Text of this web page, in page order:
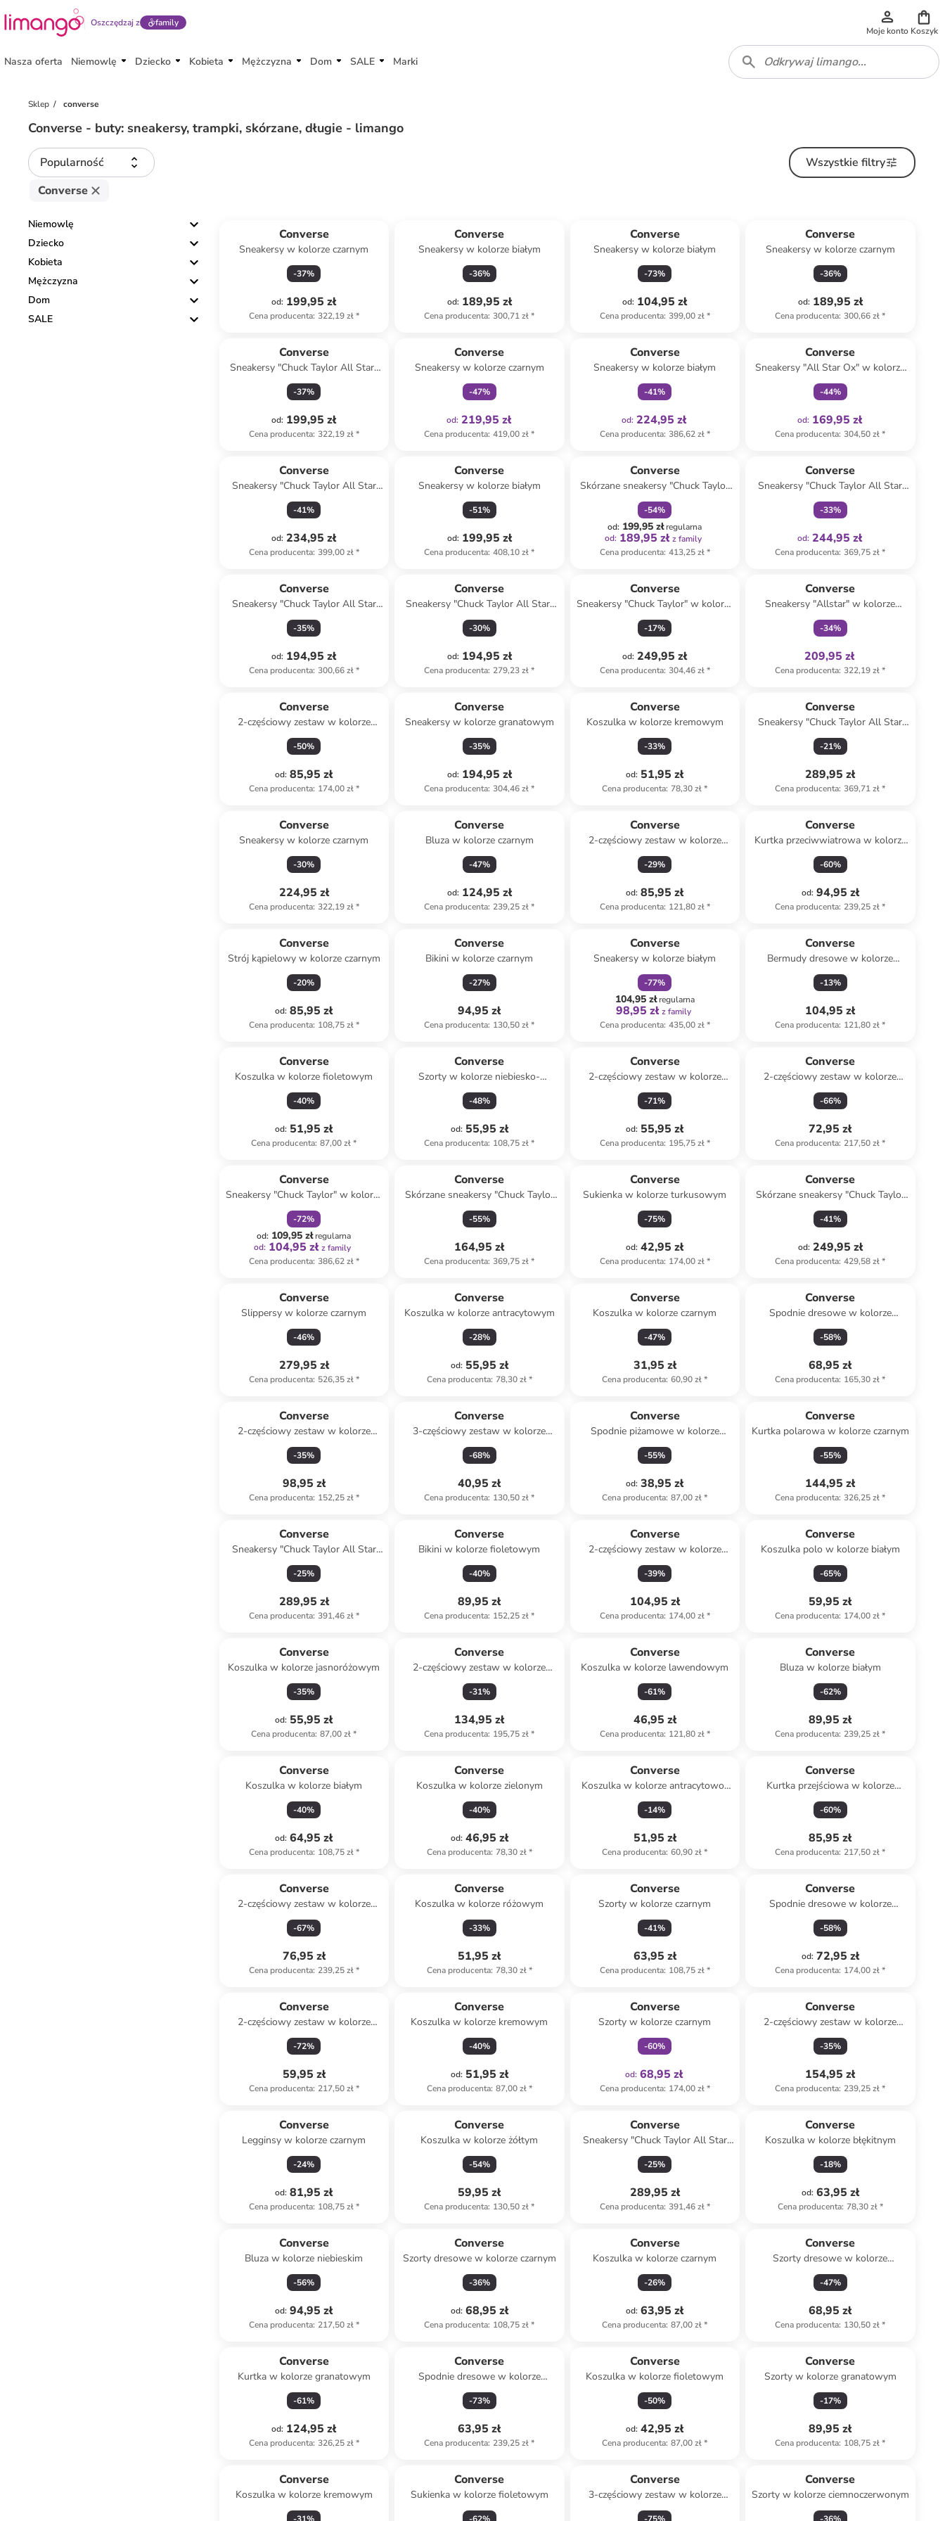
Oszczędzaj z family
Moje konto Koszyk
Nasza oferta Niemowlę Dziecko Kobieta Mężczyzna Dom SALE Marki
Sklep converse
Converse - buty: sneakersy, trampki, skórzane, długie - limango
Popularność
Wszystkie filtry
Converse
Niemowlę
Dziecko
Kobieta
Mężczyzna
Dom
SALE
Converse
Sneakersy w kolorze czarnym
-37%
od: 199,95 zł
Cena producenta: 322,19 zł*
Converse
Sneakersy w kolorze białym
-36%
od: 189,95 zł
Cena producenta: 300,71 zł*
Converse
Sneakersy w kolorze białym
-73%
od: 104,95 zł
Cena producenta: 399,00 zł*
Converse
Sneakersy w kolorze czarnym
-36%
od: 189,95 zł
Cena producenta: 300,66 zł*
Converse
Sneakersy "Chuck Taylor All Star"
w kolorze czarnym
-37%
od: 199,95 zł
Cena producenta: 322,19 zł*
Converse
Sneakersy w kolorze czarnym
-47%
od: 219,95 zł
Cena producenta: 419,00 zł*
Converse
Sneakersy w kolorze białym
-41%
od: 224,95 zł
Cena producenta: 386,62 zł*
Converse
Sneakersy "All Star Ox" w kolorze
szarym
-44%
od: 169,95 zł
Cena producenta: 304,50 zł*
Converse
Sneakersy "Chuck Taylor All Star
Lift" w kolorze czarnym
-41%
od: 234,95 zł
Cena producenta: 399,00 zł*
Converse
Sneakersy w kolorze białym
-51%
od: 199,95 zł
Cena producenta: 408,10 zł*
Converse
Skórzane sneakersy "Chuck Taylor
All Star Lift" w kolorze czarnym
-54%
od: 199,95 złregularna
od: 189,95 zł z family
Cena producenta: 413,25 zł*
Converse
Sneakersy "Chuck Taylor All Star
Platform " w kolorze czarnym
-33%
od: 244,95 zł
Cena producenta: 369,75 zł*
Converse
Sneakersy "Chuck Taylor All Star
Malden Street" w kolorze
jasnobrązowym
-35%
od: 194,95 zł
Cena producenta: 300,66 zł*
Converse
Sneakersy "Chuck Taylor All Star"
w kolorze czerwonym
-30%
od: 194,95 zł
Cena producenta: 279,23 zł*
Converse
Sneakersy "Chuck Taylor" w kolorze
kremowym
-17%
od: 249,95 zł
Cena producenta: 304,46 zł*
Converse
Sneakersy "Allstar" w kolorze
czerwonym
-34%
209,95 zł
Cena producenta: 322,19 zł*
Converse
2-częściowy zestaw w kolorze
błękitno-szarym
-50%
od: 85,95 zł
Cena producenta: 174,00 zł*
Converse
Sneakersy w kolorze granatowym
-35%
od: 194,95 zł
Cena producenta: 304,46 zł*
Converse
Koszulka w kolorze kremowym
-33%
od: 51,95 zł
Cena producenta: 78,30 zł*
Converse
Sneakersy "Chuck Taylor All Star
Lift Ox Shocking" w kolorze
różowym
-21%
289,95 zł
Cena producenta: 369,71 zł*
Converse
Sneakersy w kolorze czarnym
-30%
224,95 zł
Cena producenta: 322,19 zł*
Converse
Bluza w kolorze czarnym
-47%
od: 124,95 zł
Cena producenta: 239,25 zł*
Converse
2-częściowy zestaw w kolorze
biało-fioletowym
-29%
od: 85,95 zł
Cena producenta: 121,80 zł*
Converse
Kurtka przeciwwiatrowa w kolorze
różowym
-60%
od: 94,95 zł
Cena producenta: 239,25 zł*
Converse
Strój kąpielowy w kolorze czarnym
-20%
od: 85,95 zł
Cena producenta: 108,75 zł*
Converse
Bikini w kolorze czarnym
-27%
94,95 zł
Cena producenta: 130,50 zł*
Converse
Sneakersy w kolorze białym
-77%
104,95 złregularna
98,95 zł z family
Cena producenta: 435,00 zł*
Converse
Bermudy dresowe w kolorze
szarym
-13%
104,95 zł
Cena producenta: 121,80 zł*
Converse
Koszulka w kolorze fioletowym
-40%
od: 51,95 zł
Cena producenta: 87,00 zł*
Converse
Szorty w kolorze niebiesko-
jasnoróżowym
-48%
od: 55,95 zł
Cena producenta: 108,75 zł*
Converse
2-częściowy zestaw w kolorze
różowym
-71%
od: 55,95 zł
Cena producenta: 195,75 zł*
Converse
2-częściowy zestaw w kolorze
kremowym
-66%
72,95 zł
Cena producenta: 217,50 zł*
Converse
Sneakersy "Chuck Taylor" w kolorze
zielonym
-72%
od: 109,95 złregularna
od: 104,95 zł z family
Cena producenta: 386,62 zł*
Converse
Skórzane sneakersy "Chuck Taylor
All Star" w kolorze białym
-55%
164,95 zł
Cena producenta: 369,75 zł*
Converse
Sukienka w kolorze turkusowym
-75%
od: 42,95 zł
Cena producenta: 174,00 zł*
Converse
Skórzane sneakersy "Chuck Taylor
All Star Platform" w kolorze białym
-41%
od: 249,95 zł
Cena producenta: 429,58 zł*
Converse
Slippersy w kolorze czarnym
-46%
279,95 zł
Cena producenta: 526,35 zł*
Converse
Koszulka w kolorze antracytowym
-28%
od: 55,95 zł
Cena producenta: 78,30 zł*
Converse
Koszulka w kolorze czarnym
-47%
31,95 zł
Cena producenta: 60,90 zł*
Converse
Spodnie dresowe w kolorze
czarnym
-58%
68,95 zł
Cena producenta: 165,30 zł*
Converse
2-częściowy zestaw w kolorze
pomarańczowo-granatowym
-35%
98,95 zł
Cena producenta: 152,25 zł*
Converse
3-częściowy zestaw w kolorze
błękitnym
-68%
40,95 zł
Cena producenta: 130,50 zł*
Converse
Spodnie piżamowe w kolorze
szarym
-55%
od: 38,95 zł
Cena producenta: 87,00 zł*
Converse
Kurtka polarowa w kolorze czarnym
-55%
144,95 zł
Cena producenta: 326,25 zł*
Converse
Sneakersy "Chuck Taylor All Star
Lift Hi Shocking" w kolorze
różowym
-25%
289,95 zł
Cena producenta: 391,46 zł*
Converse
Bikini w kolorze fioletowym
-40%
89,95 zł
Cena producenta: 152,25 zł*
Converse
2-częściowy zestaw w kolorze
zielono-granatowym
-39%
104,95 zł
Cena producenta: 174,00 zł*
Converse
Koszulka polo w kolorze białym
-65%
59,95 zł
Cena producenta: 174,00 zł*
Converse
Koszulka w kolorze jasnoróżowym
-35%
od: 55,95 zł
Cena producenta: 87,00 zł*
Converse
2-częściowy zestaw w kolorze
czarno-szarym
-31%
134,95 zł
Cena producenta: 195,75 zł*
Converse
Koszulka w kolorze lawendowym
-61%
46,95 zł
Cena producenta: 121,80 zł*
Converse
Bluza w kolorze białym
-62%
89,95 zł
Cena producenta: 239,25 zł*
Converse
Koszulka w kolorze białym
-40%
od: 64,95 zł
Cena producenta: 108,75 zł*
Converse
Koszulka w kolorze zielonym
-40%
od: 46,95 zł
Cena producenta: 78,30 zł*
Converse
Koszulka w kolorze antracytowo-
fioletowym
-14%
51,95 zł
Cena producenta: 60,90 zł*
Converse
Kurtka przejściowa w kolorze
jasnobrązowym
-60%
85,95 zł
Cena producenta: 217,50 zł*
Converse
2-częściowy zestaw w kolorze
jasnoróżowym
-67%
76,95 zł
Cena producenta: 239,25 zł*
Converse
Koszulka w kolorze różowym
-33%
51,95 zł
Cena producenta: 78,30 zł*
Converse
Szorty w kolorze czarnym
-41%
63,95 zł
Cena producenta: 108,75 zł*
Converse
Spodnie dresowe w kolorze
ciemnozielonym
-58%
od: 72,95 zł
Cena producenta: 174,00 zł*
Converse
2-częściowy zestaw w kolorze
niebieskim
-72%
59,95 zł
Cena producenta: 217,50 zł*
Converse
Koszulka w kolorze kremowym
-40%
od: 51,95 zł
Cena producenta: 87,00 zł*
Converse
Szorty w kolorze czarnym
-60%
od: 68,95 zł
Cena producenta: 174,00 zł*
Converse
2-częściowy zestaw w kolorze
beżowym
-35%
154,95 zł
Cena producenta: 239,25 zł*
Converse
Legginsy w kolorze czarnym
-24%
od: 81,95 zł
Cena producenta: 108,75 zł*
Converse
Koszulka w kolorze żółtym
-54%
59,95 zł
Cena producenta: 130,50 zł*
Converse
Sneakersy "Chuck Taylor All Star
Move Hi" w kolorze różowym
-25%
289,95 zł
Cena producenta: 391,46 zł*
Converse
Koszulka w kolorze błękitnym
-18%
od: 63,95 zł
Cena producenta: 78,30 zł*
Converse
Bluza w kolorze niebieskim
-56%
od: 94,95 zł
Cena producenta: 217,50 zł*
Converse
Szorty dresowe w kolorze czarnym
-36%
od: 68,95 zł
Cena producenta: 108,75 zł*
Converse
Koszulka w kolorze czarnym
-26%
od: 63,95 zł
Cena producenta: 87,00 zł*
Converse
Szorty dresowe w kolorze
niebieskim
-47%
68,95 zł
Cena producenta: 130,50 zł*
Converse
Kurtka w kolorze granatowym
-61%
od: 124,95 zł
Cena producenta: 326,25 zł*
Converse
Spodnie dresowe w kolorze
czarnym
-73%
63,95 zł
Cena producenta: 239,25 zł*
Converse
Koszulka w kolorze fioletowym
-50%
od: 42,95 zł
Cena producenta: 87,00 zł*
Converse
Szorty w kolorze granatowym
-17%
89,95 zł
Cena producenta: 108,75 zł*
Converse
Koszulka w kolorze kremowym
Converse
Sukienka w kolorze fioletowym
Converse
3-częściowy zestaw w kolorze
błękitno-granatowym
Converse
Szorty w kolorze ciemnoczerwonym